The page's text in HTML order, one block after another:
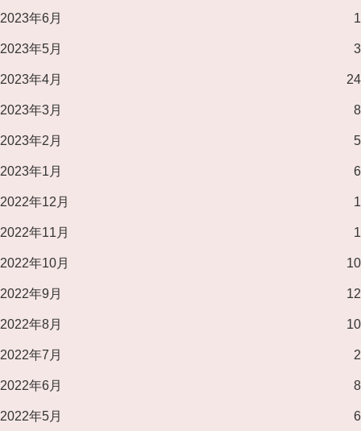
2023年6月 1
2023年5月 3
2023年4月 24
2023年3月 8
2023年2月 5
2023年1月 6
2022年12月 1
2022年11月 1
2022年10月 10
2022年9月 12
2022年8月 10
2022年7月 2
2022年6月 8
2022年5月 6